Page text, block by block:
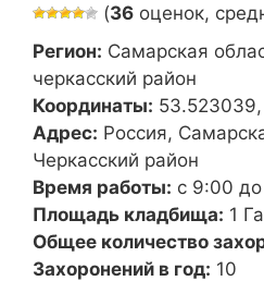
(36 оценок,
Регион: Самарская
черкасский район
Координаты: 53.523039,
Адрес: Россия,
Черкасский район
Время работы: с 9:00
Площадь кладбища: 1 Га
Общее количество
Захоронений в год: 10